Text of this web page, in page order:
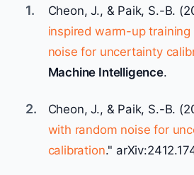
1. Cheon, J., & Paik, S.-B.
inspired warm-up
noise for uncertainty
Machine Intelligence.
2. Cheon, J., & Paik, S.-B.
with random noise for
calibration."